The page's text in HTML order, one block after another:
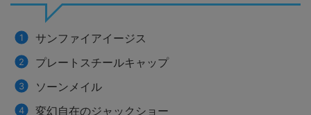
サンファイアイージス
プレートスチールキャップ
ソーンメイル
変幻自在のジャックショー